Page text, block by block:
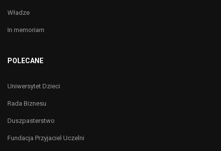
Władze
In memoriam
POLECANE
Uniwersytet Dzieci
Rada Biznesu
Duszpasterstwo
Fundacja Przyjaciel Uczelni